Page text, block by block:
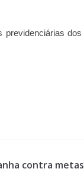
previdenciárias dos
contra metas